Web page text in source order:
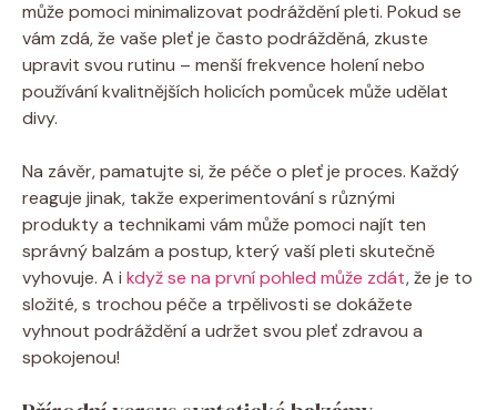
může pomoci minimalizovat podráždění pleti. Pokud se
vám zdá, že vaše pleť je často podrážděná, zkuste
upravit svou rutinu – menší frekvence holení nebo
používání kvalitnějších holicích pomůcek může udělat
divy.
Na závěr, pamatujte si, že péče o pleť je proces. Každý
reaguje jinak, takže experimentování s různými
produkty a technikami vám může pomoci najít ten
správný balzám a postup, který vaší pleti skutečně
vyhovuje. A i když se na první pohled může zdát, že je to
složité, s trochou péče a trpělivosti se dokážete
vyhnout podráždění a udržet svou pleť zdravou a
spokojenou!